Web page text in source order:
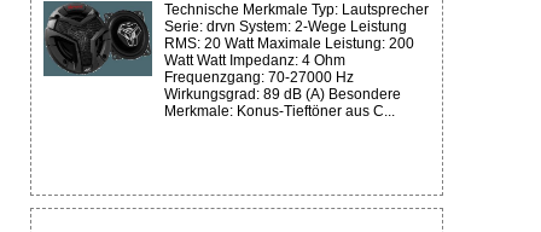
Technische Merkmale Typ: Lautsprecher
Serie: drvn System: 2-Wege Leistung
RMS: 20 Watt Maximale Leistung: 200
Watt Watt Impedanz: 4 Ohm
Frequenzgang: 70-27000 Hz
Wirkungsgrad: 89 dB (A) Besondere
Merkmale: Konus-Tieftöner aus C...